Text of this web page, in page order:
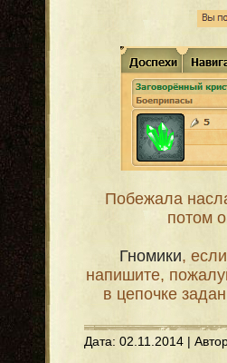
Побежала
потом
Гномики,
напишите,
в цепочке
Дата: 02.11.2014 |